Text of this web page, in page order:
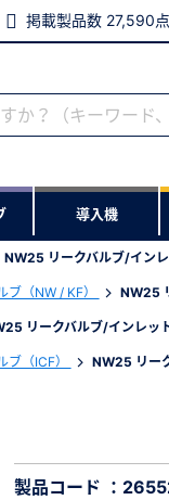
掲載製品数 27,590点
導入機
NW25 リークバルブ/イン
ブ（NW / KF） NW25
リークバルブ/インレッ
ブ（ICF） NW25 リー
製品コード ：
す。
。